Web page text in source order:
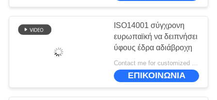
ISO14001 σύγχρονη
ευρωπαϊκή να δειπνήσει
ύφους έδρα αδιάβροχη
ΕΠΙΚΟΙΝΩΝΙΑ